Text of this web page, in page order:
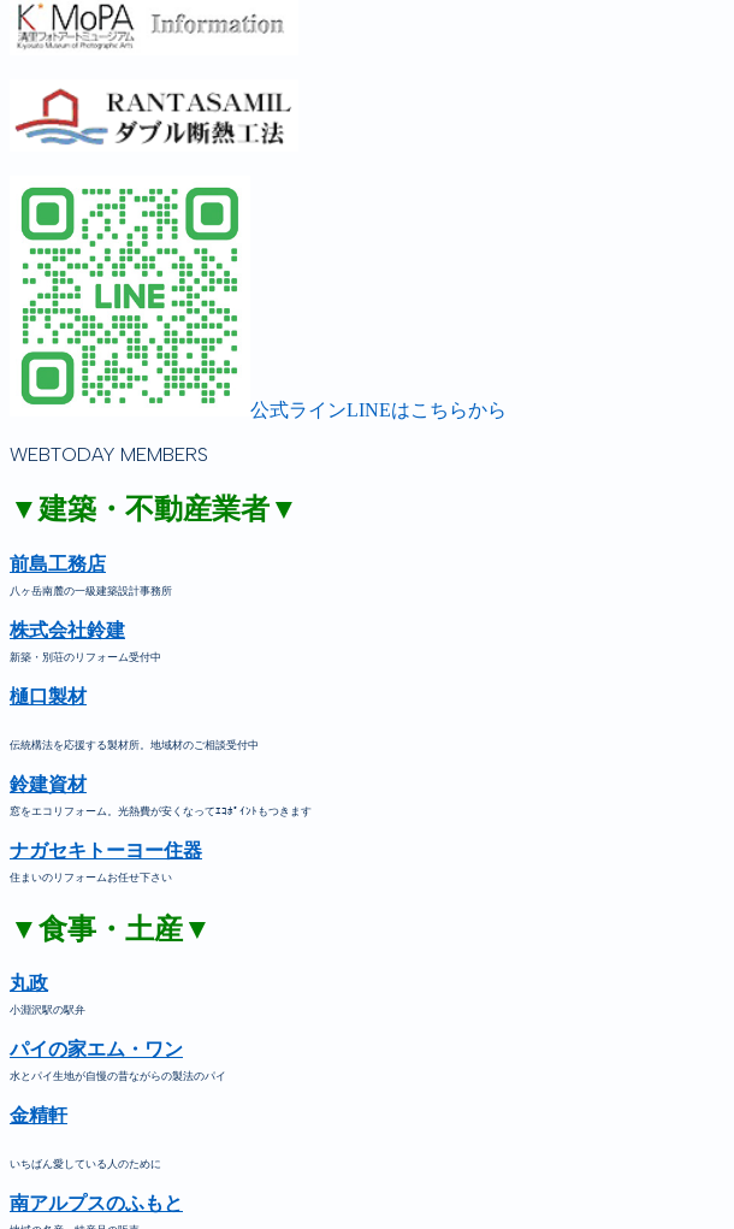
公式ラインLINEはこちらから
WEBTODAY MEMBERS
▼建築・不動産業者▼
前島工務店
八ヶ岳南麓の一級建築設計事務所
株式会社鈴建
新築・別荘のリフォーム受付中
樋口製材
伝統構法を応援する製材所。地域材のご相談受付中
鈴建資材
窓をエコリフォーム。光熱費が安くなってｴｺﾎﾟｲﾝﾄもつきます
ナガセキトーヨー住器
住まいのリフォームお任せ下さい
▼食事・土産▼
丸政
小淵沢駅の駅弁
パイの家エム・ワン
水とパイ生地が自慢の昔ながらの製法のパイ
金精軒
いちばん愛している人のために
南アルプスのふもと